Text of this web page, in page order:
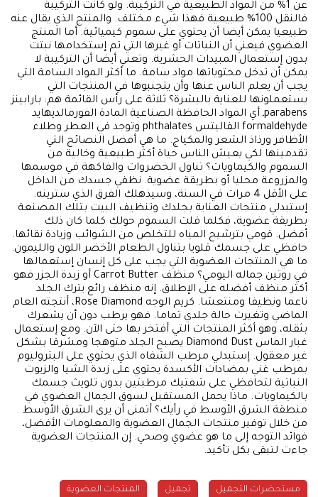
عن 1% من المواد الطبيعية في التركيبة. ولو كانت التركيبة
فالنقل 100% طبيعية فهذا شيء مختلف. والمنتج الذي يقال عنه
طبيعيا يمكن أيضا أن يحتوي على سموم كيميائية. أما المنتج
العضوي فيعني أن النباتات أو غيرها التي تم إستخدامها نبتت
بدون إستعمال المبيدات الحشرية. وتعني أيضا أن التركيبة لا
يمكن أن تدخل محتوياتها مواد سامة. ما أكثر المواد السامة التي
يجب أن يعلم الناس عنها وأن يتجنبوها في المنتجات التي
يستعملونها للعناية بالبشرة؟ ثلاثة على رأس القائمة هم: بارابينز
parabensـ أي المواد الحافظة الصناعية المادة الفورمالديهايد
formaldehyde الفاليتس phthalates وتوجد في العطر وطلاء
الأظافر ورذاذ الشعر والمكياج. ما هي أفضل النصائح التي
تقدمينها لكي يعيش الناس حياة أكثر طبيعية وخالية من
السموم والكيماويات؟ تناول الخضروات والفاكهة في موسمها
والمزروعة محليا أو بطريقة عضوية. نظفي جسدك من الداخل
على الأقل 4 مرات في السنة، وسيذهلك الفرق الذي سترينه.
إستبدلي منتجات العناية بجلدك وتنظيف البيت بتلك المصنعة
بطريقة عضوية، فكلما قلت السموم حولك كلما كان ذلك
أفضل. قومي بترشيح المياه للتخلص من الشوائب وزيادة نقائها.
حافظي على جسمك قلويا بتناول الطعام الأخضر اللون والليمون.
ما هي المنتجات العضوية التي يجب على كل إنسان إستعمالها
في روتين جماله اليومي؟ منظف Carrot Butter أو زبدة الجزر فهو
أكثر منظف أفضله على الإطلاق. إنه منظف رائع يترك الجلد
ناعما ونظيفا ومنتعشا. كريم الوجه Rose Diamond، أنتجته العام
الماضي وتغيرت حالة جلدي تماما. فهو يرطب دون أن يشعرك
بثقله، وهو أكثر المنتجات التي أفتخر بها حتى الآن. ومع إستعمال
غبار الماس Diamond Dust يصبح الجلد متوهجا ومشرقا بشكل
غير معقول. إستبدلي مرطب الشفاه الذي يحتوي على البتروليوم
بمرطب غني بمضادات الأكسدة يحتوي على زبدة الشيا والزيوت
النباتية لتحافظي على شفتيك مرطبتين بدون تلويث جسمك
بالكيماويات. ماذا يحمل المستقبل لسوق الجمال العضوي في
منطقة الشرق الأوسط في رأيك؟ أتمنى أن يرى الشرق الأوسط
من خلال توفير منتجات الجمال العضوية والمعلومات الأفضل،
فوائد التوجه إلى ما هو عضوي وصحي. إن المنتجات العضوية
جاءت لتبقى بكل تأكيد.
مستحضرات التجميل تجميل المنتجات العضوية